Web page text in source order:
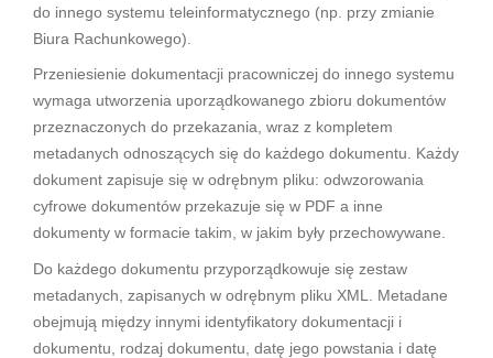
do innego systemu teleinformatycznego (np. przy zmianie
Biura Rachunkowego).
Przeniesienie dokumentacji pracowniczej do innego systemu
wymaga utworzenia uporządkowanego zbioru dokumentów
przeznaczonych do przekazania, wraz z kompletem
metadanych odnoszących się do każdego dokumentu. Każdy
dokument zapisuje się w odrębnym pliku: odwzorowania
cyfrowe dokumentów przekazuje się w PDF a inne
dokumenty w formacie takim, w jakim były przechowywane.
Do każdego dokumentu przyporządkowuje się zestaw
metadanych, zapisanych w odrębnym pliku XML. Metadane
obejmują między innymi identyfikatory dokumentacji i
dokumentu, rodzaj dokumentu, datę jego powstania i datę